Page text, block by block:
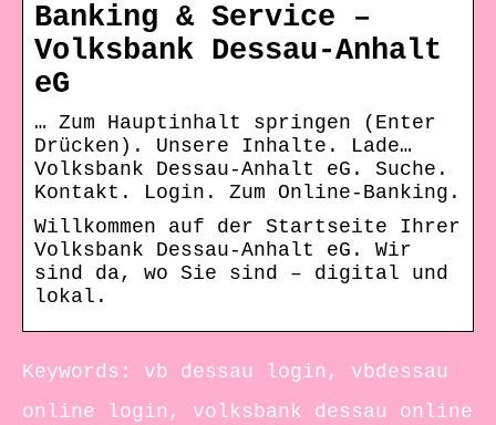
Banking & Service –
Volksbank Dessau-Anhalt
eG
… Zum Hauptinhalt springen (Enter
Drücken). Unsere Inhalte. Lade…
Volksbank Dessau-Anhalt eG. Suche.
Kontakt. Login. Zum Online-Banking.
Willkommen auf der Startseite Ihrer
Volksbank Dessau-Anhalt eG. Wir
sind da, wo Sie sind – digital und
lokal.
Keywords: vb dessau login, vbdessau
online login, volksbank dessau online